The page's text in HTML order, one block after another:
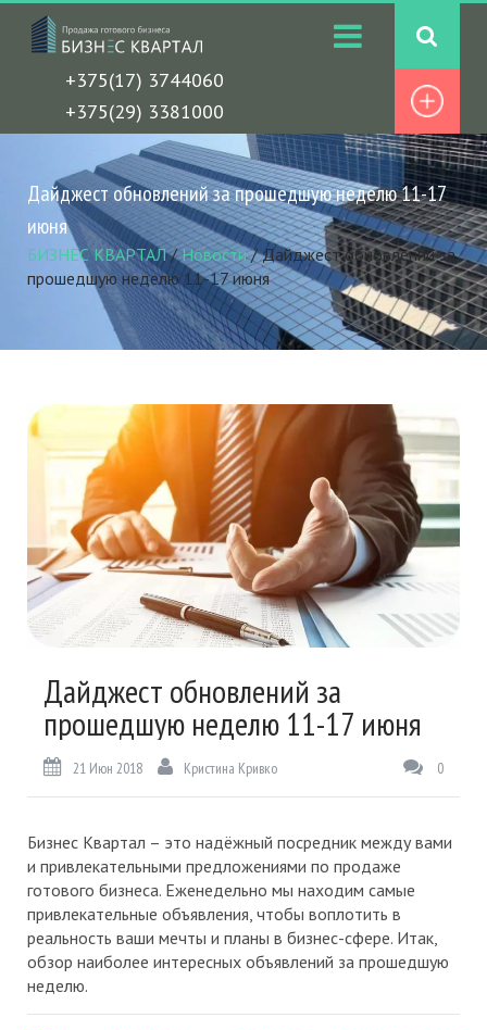
+375(17) 3744060
+375(29) 3381000
Дайджест обновлений за прошедшую неделю 11-17
июня
БИЗНЕС КВАРТАЛ/Новости/Дайджест обновлений за
прошедшую неделю 11-17 июня
Дайджест обновлений за
прошедшую неделю 11-17 июня
21 Июн 2018 Кристина Кривко 0
Бизнес Квартал – это надёжный посредник между вами
и привлекательными предложениями по продаже
готового бизнеса. Еженедельно мы находим самые
привлекательные объявления, чтобы воплотить в
реальность ваши мечты и планы в бизнес-сфере. Итак,
обзор наиболее интересных объявлений за прошедшую
неделю.